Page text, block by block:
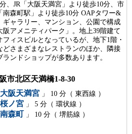
、JR「大阪天満宮」より徒歩10分、市
森町駅」より徒歩10分 OAPタワー&
ギャラリー、マンション、公園で構成
阪アメニティパーク」。地上39階建て
ィスビルとなっているが、地下1階・
どさまざまなレストランのほか、隣接
ンドショップが多数あります。
市北区天満橋1-8-30
大阪天満宮 」 10 分（ 東西線 ）
桜ノ宮 」 5 分（ 環状線 ）
南森町 」 10 分（ 堺筋線 ）